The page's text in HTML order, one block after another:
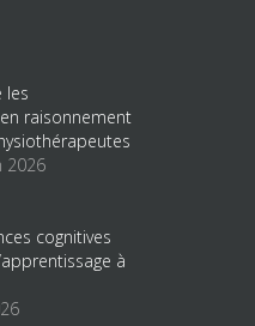
les
raisonnement
2026
cognitives
à